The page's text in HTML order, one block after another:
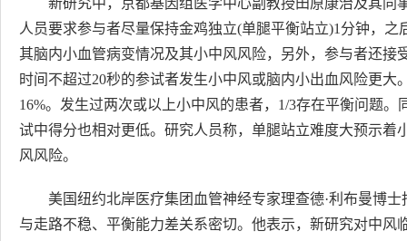
新研究中，京都基因组医学中心副教授田原康治及其同
人员要求参与者尽量保持金鸡独立(单腿平衡站立)1分钟，
其脑内小血管病变情况及其小中风风险，另外，参与者还
时间不超过20秒的参试者发生小中风或脑内小出血风险更
16%。发生过两次或以上小中风的患者，1/3存在平衡问题
试中得分也相对更低。研究人员称，单腿站立难度大预示
风风险。
美国纽约北岸医疗集团血管神经专家理查德·利布曼博
与走路不稳、平衡能力差关系密切。他表示，新研究对中